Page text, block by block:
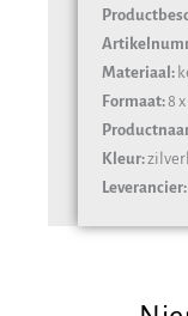
Materiaal:
Formaat:8 x
Kleur:
Leverancier: